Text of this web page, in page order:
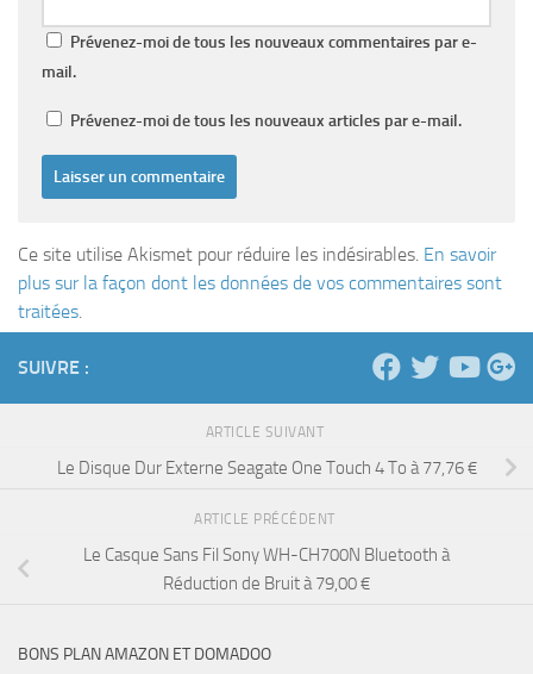
Prévenez-moi de tous les nouveaux commentaires par e-
mail.
Prévenez-moi de tous les nouveaux articles par e-mail.
Ce site utilise Akismet pour réduire les indésirables. En savoir
plus sur la façon dont les données de vos commentaires sont
traitées.
SUIVRE :
ARTICLE SUIVANT
Le Disque Dur Externe Seagate One Touch 4 To à 77,76 €
ARTICLE PRÉCÉDENT
Le Casque Sans Fil Sony WH-CH700N Bluetooth à
Réduction de Bruit à 79,00 €
BONS PLAN AMAZON ET DOMADOO